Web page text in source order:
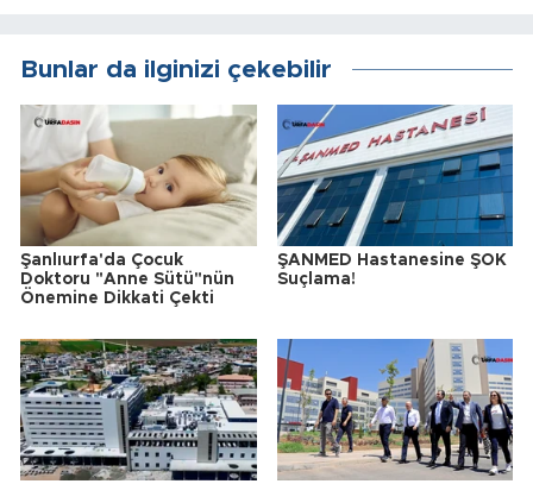
Bunlar da ilginizi çekebilir
Şanlıurfa'da Çocuk
Doktoru "Anne Sütü"nün
Önemine Dikkati Çekti
ŞANMED Hastanesine ŞOK
Suçlama!